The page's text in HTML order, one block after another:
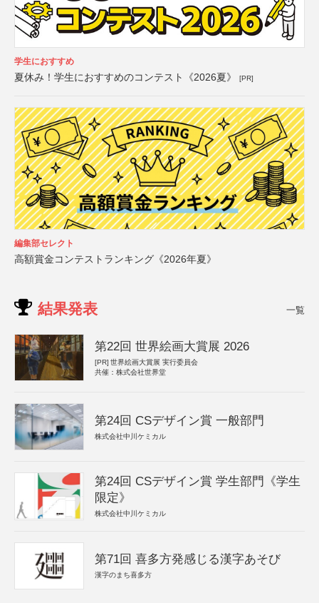
学生におすすめ
夏休み！学生におすすめのコンテスト《2026夏》 [PR]
編集部セレクト
高額賞金コンテストランキング《2026年夏》
結果発表 一覧
第22回 世界絵画大賞展 2026
[PR] 世界絵画大賞展 実行委員会
共催：株式会社世界堂
第24回 CSデザイン賞 一般部門
株式会社中川ケミカル
第24回 CSデザイン賞 学生部門《学生
限定》
株式会社中川ケミカル
第71回 喜多方発感じる漢字あそび
漢字のまち喜多方